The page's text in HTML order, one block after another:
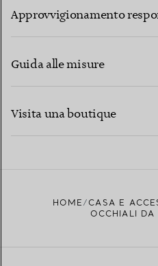
Approvvigionamento
Guida alle misure
Visita una boutique
HOME CASA E
OCCHIALI DA